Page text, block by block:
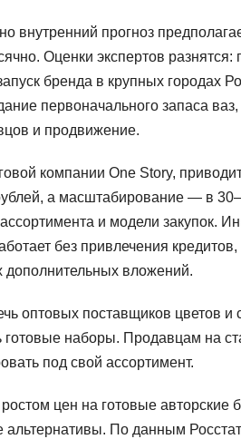
внутренний прогноз
Оценки экспертов разнятся:
бренда в крупных городах
первоначального запаса ваз,
и продвижение.
компании One Story,
а масштабирование — в
и модели закупок.
без привлечения
дополнительных вложений.
оптовых поставщиков цветов и
наборы. Продавцам на
под свой ассортимент.
цен на готовые авторские
По данным